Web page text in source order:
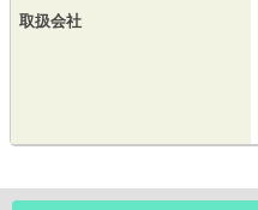
取扱会社